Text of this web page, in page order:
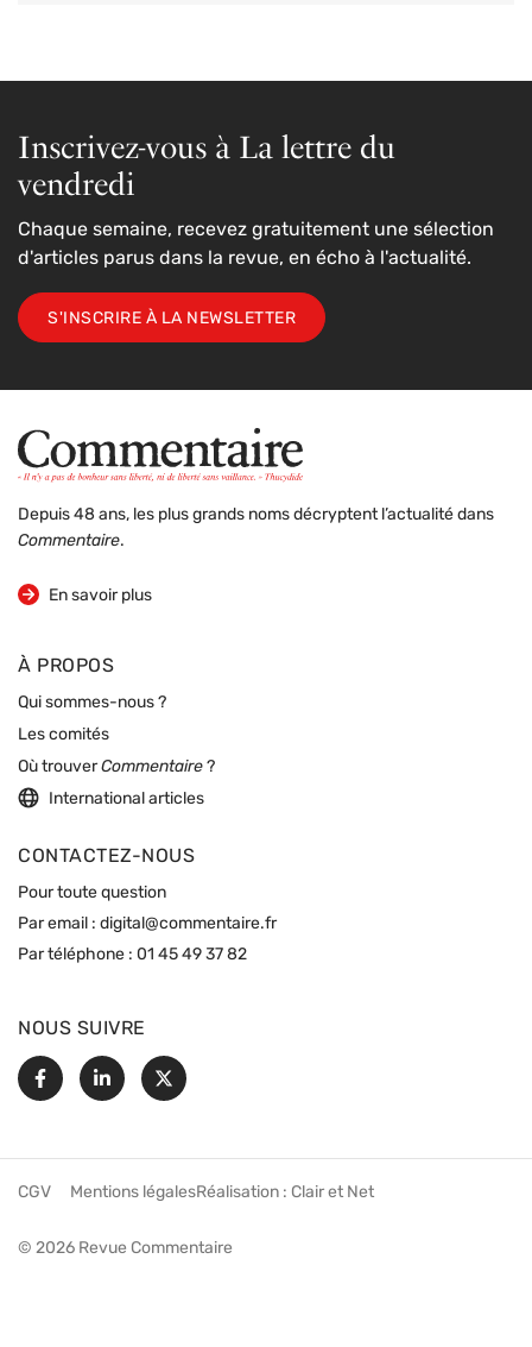
Inscrivez-vous à La lettre du
vendredi
Chaque semaine, recevez gratuitement une sélection
d'articles parus dans la revue, en écho à l'actualité.
S'INSCRIRE À LA NEWSLETTER
Depuis 48 ans, les plus grands noms décryptent l’actualité dans
Commentaire.
En savoir plus
sur la revue
À PROPOS
Qui sommes-nous ?
Les comités
Où trouverCommentaire ?
International articles
CONTACTEZ-NOUS
Pour toute question
Par email : digital@commentaire.fr
Par téléphone : 01 45 49 37 82
NOUS SUIVRE
FacebookLinkedin
X
© 2026 Revue Commentaire
CGV Mentions légalesRéalisation : Clair et Net